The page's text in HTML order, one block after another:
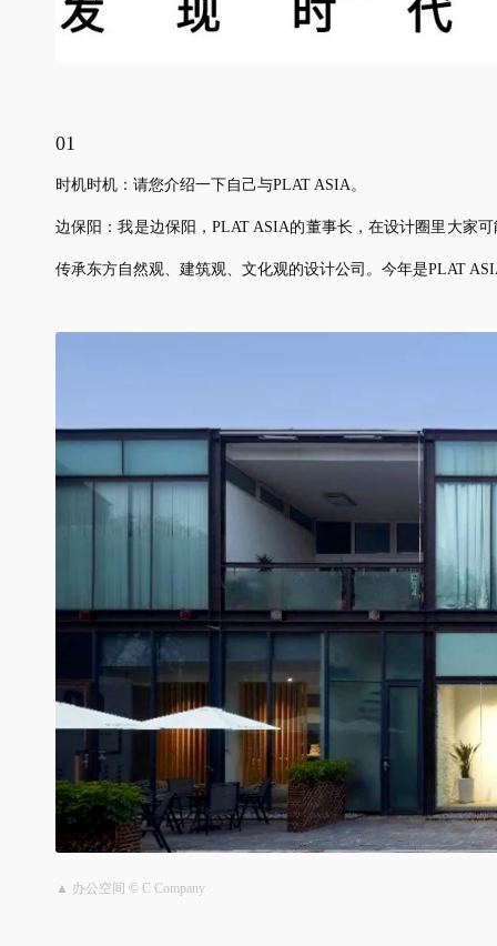
01
时机时机：请您介绍一下自己与PLAT ASIA。
边保阳：我是边保阳，PLAT ASIA的董事长，在设计圈里大家
传承东方自然观、建筑观、文化观的设计公司。今年是PLAT
▲ 办公空间 © C Company